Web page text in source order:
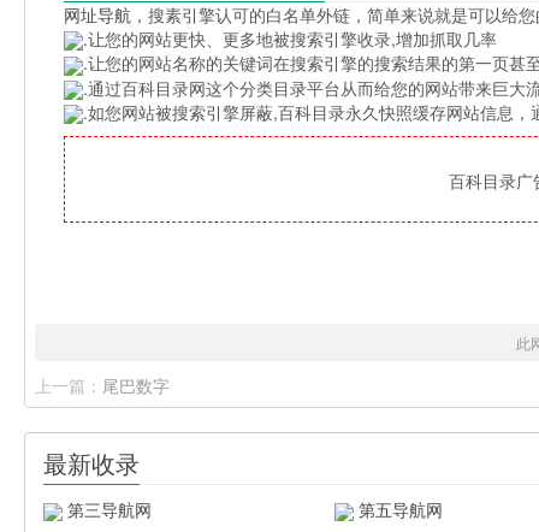
网址导航 ，搜素引擎认可的白名单外链，简单来说就是可以给
.让您的网站更快、更多地被搜索引擎收录,增加抓取几率
.让您的网站名称的关键词在搜索引擎的搜索结果的第一页甚
.通过百科目录网这个分类目录平台从而给您的网站带来巨大
.如您网站被搜索引擎屏蔽,百科目录永久快照缓存网站信息
百科目录
此
上一篇： 尾巴数字
最新收录
第三导航网
第五导航网